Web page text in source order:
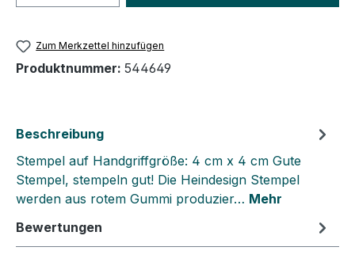
Zum Merkzettel hinzufügen
Produktnummer: 544649
Beschreibung
Stempel auf Handgriffgröße: 4 cm x 4 cm Gute
Stempel, stempeln gut! Die Heindesign Stempel
werden aus rotem Gummi produzier… Mehr
Bewertungen